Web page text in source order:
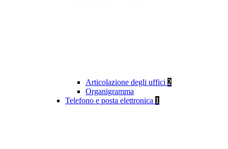
Articolazione degli uffici 2
Organigramma
Telefono e posta elettronica 1